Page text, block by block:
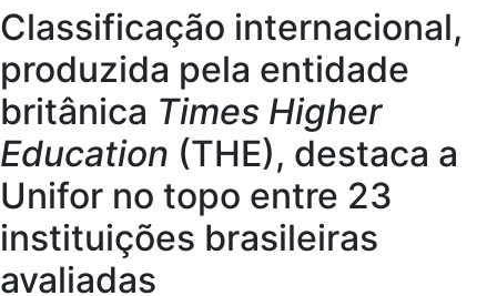
Classificação internacional,
produzida pela entidade
britânica Times Higher
Education (THE), destaca a
Unifor no topo entre 23
instituições brasileiras
avaliadas